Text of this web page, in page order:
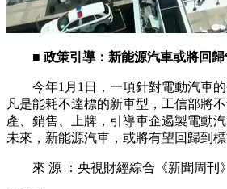
■ 政策引導：新能源汽車或將回
今年1月1日，一項針對電動汽車的
凡是能耗不達標的新車型，工信部將
產、銷售、上牌，引導車企遏製電動汽
未來，新能源汽車，或將有望回歸到標
來 源 ：央視財經綜合《新聞周刊》